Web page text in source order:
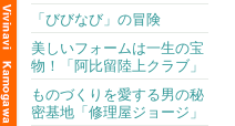
「びびなび」の冒険
美しいフォームは一生の宝
物！「阿比留陸上クラブ」
ものづくりを愛する男の秘
密基地「修理屋ジョージ」